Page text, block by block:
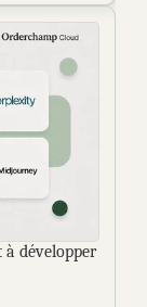
développer